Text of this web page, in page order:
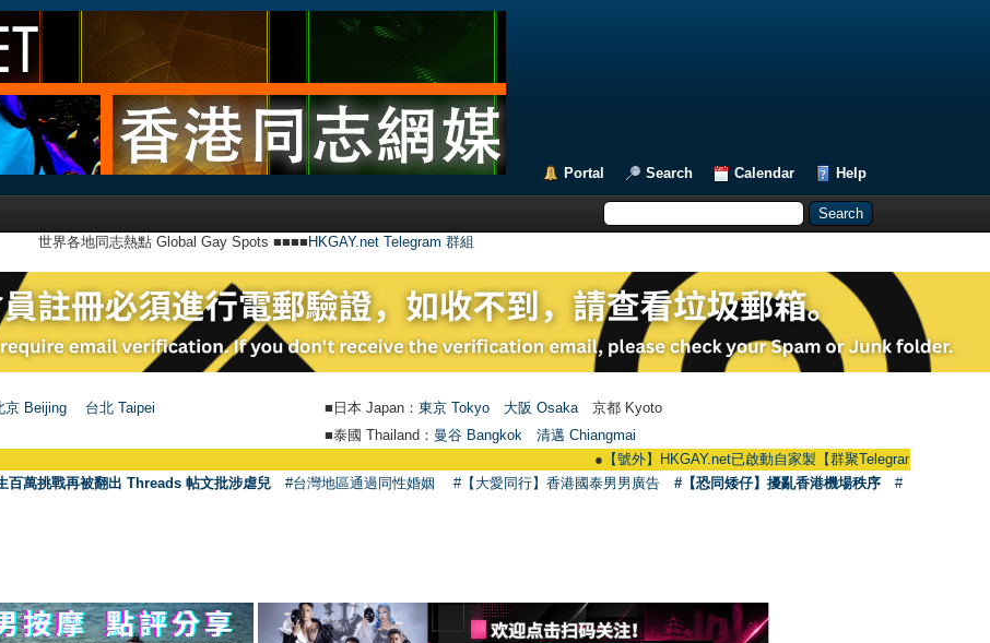
Portal Search Calendar Help
世界各地同志熱點 Global Gay Spots ■■■■ HKGAY.net Telegram 群組
京 Beijing 台北 Taipei ■日本 Japan： 東京 Tokyo 大阪 Osaka 京都 Kyoto
■泰國 Thailand： 曼谷 Bangkok
清邁 Chiangmai
【號外】HKGAY.net已啟動自家製【群聚Telegram群組】
萬挑戰再被翻出 Threads 帖文批涉虐兒 #台灣地區通過同性婚姻 #【大愛同行】香港國泰男男廣告 #【恐同矮仔】擾亂香港機場秩序
#